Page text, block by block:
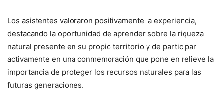
Los asistentes valoraron positivamente la experiencia,
destacando la oportunidad de aprender sobre la riqueza
natural presente en su propio territorio y de participar
activamente en una conmemoración que pone en relieve la
importancia de proteger los recursos naturales para las
futuras generaciones.